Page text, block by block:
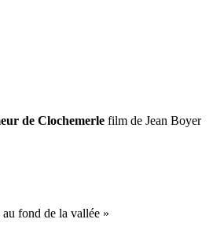
de Clochemerle film de Jean Boyer
fond de la vallée »